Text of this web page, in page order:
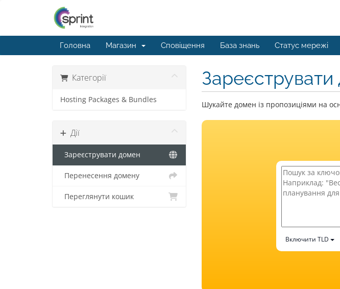
Головна Магазин Сповіщення База знань Статус мережі
Категорії
Hosting Packages & Bundles
Дії
Зареєструвати домен
Перенесення домену
Переглянути кошик
Шукайте домен із пропозиціями на
Включити TLD